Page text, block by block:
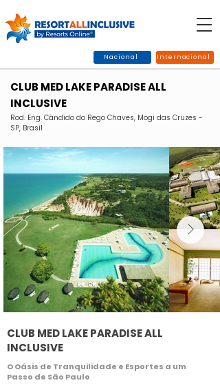
Nacional Internacional
CLUB MED LAKE PARADISE ALL
INCLUSIVE
Rod. Eng. Cândido do Rego Chaves, Mogi das Cruzes -
SP, Brasil
CLUB MED LAKE PARADISE ALL
INCLUSIVE
O Oásis de Tranquilidade e Esportes a um
Passo de São Paulo